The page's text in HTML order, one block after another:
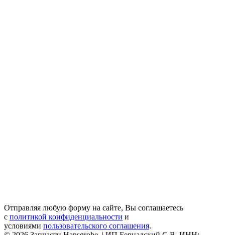
Отправляя любую форму на сайте, Вы соглашаетесь
с политикой конфиденциальности и
условиями пользовательского соглашения.